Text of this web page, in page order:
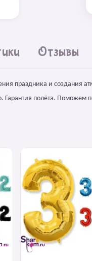
Отзывы
праздника и создания
Гарантия полёта.